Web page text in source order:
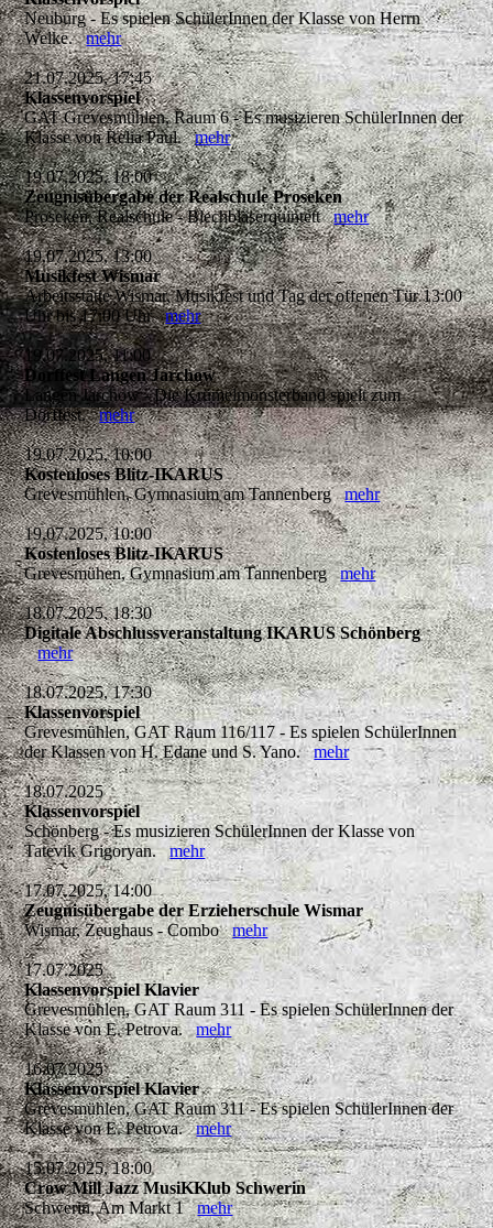
Neuburg - Es spielen SchülerInnen der Klasse von Herrn
Welke.mehr
21.07.2025, 17:45
Klassenvorspiel
GAT Grevesmühlen, Raum 6 - Es musizieren SchülerInnen der
Klasse von Relia Paul.mehr
19.07.2025, 18:00
Zeugnisübergabe der Realschule Proseken
Proseken, Realschule - Blechbläserquintettmehr
19.07.2025, 13:00
Musikfest Wismar
Arbeitsstätte Wismar, Musikfest und Tag der offenen Tür 13:00
Uhr bis 17:00 Uhrmehr
19.07.2025, 11:00
Dorffest Langen Jarchow
Langen Jarchow - Die Krümelmonsterband spielt zum
Dorffest.mehr
19.07.2025, 10:00
Kostenloses Blitz-IKARUS
Grevesmühlen, Gymnasium am Tannenbergmehr
19.07.2025, 10:00
Kostenloses Blitz-IKARUS
Grevesmühen, Gymnasium am Tannenbergmehr
18.07.2025, 18:30
Digitale Abschlussveranstaltung IKARUS Schönberg
mehr
18.07.2025, 17:30
Klassenvorspiel
Grevesmühlen, GAT Raum 116/117 - Es spielen SchülerInnen
der Klassen von H. Edane und S. Yano.mehr
18.07.2025
Klassenvorspiel
Schönberg - Es musizieren SchülerInnen der Klasse von
Tatevik Grigoryan.mehr
17.07.2025, 14:00
Zeugnisübergabe der Erzieherschule Wismar
Wismar, Zeughaus - Combomehr
17.07.2025
Klassenvorspiel Klavier
Grevesmühlen, GAT Raum 311 - Es spielen SchülerInnen der
Klasse von E. Petrova.mehr
16.07.2025
Klassenvorspiel Klavier
Grevesmühlen, GAT Raum 311 - Es spielen SchülerInnen der
Klasse von E. Petrova.mehr
15.07.2025, 18:00
Crow Mill Jazz MusiKKlub Schwerin
Schwerin, Am Markt 1mehr